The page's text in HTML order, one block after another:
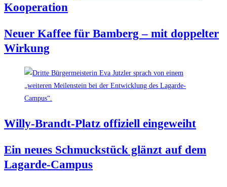
Kooperation
Neu­er Kaf­fee für Bam­berg – mit dop­pel­ter
Wirkung
Wil­ly-Brandt-Platz offi­zi­ell eingeweiht
Ein neu­es Schmuck­stück glänzt auf dem
Lagarde-Campus